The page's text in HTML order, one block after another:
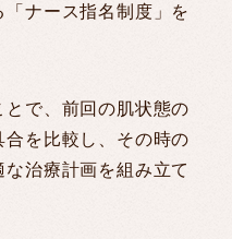
ナース指名制度」を
で、前回の肌状態の
を比較し、その時の
治療計画を組み立て